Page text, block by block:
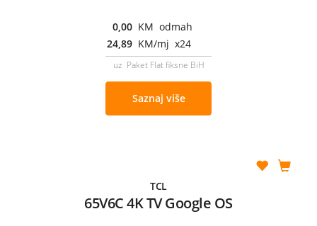
0,00 KM odmah
24,89 KM/mj x24
uz Paket Flat fiksne BiH
Saznaj više
TCL
65V6C 4K TV Google OS